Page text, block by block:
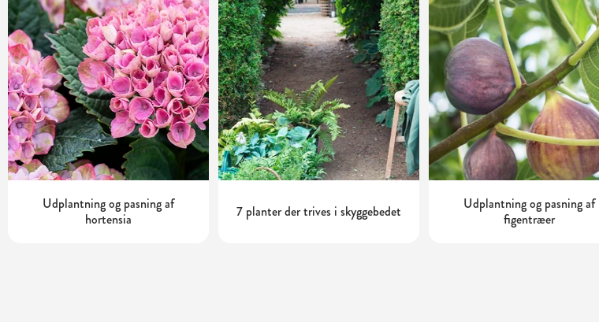
Udplantning og pasning af
hortensia
7 planter der trives i skyggebedet
Udplantning og pasning af
figentræer